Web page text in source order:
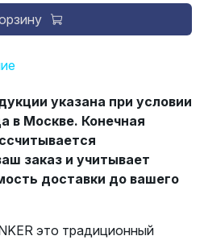
указана при условии
в Москве. Конечная
заказ и учитывает
доставки до вашего
это традиционный